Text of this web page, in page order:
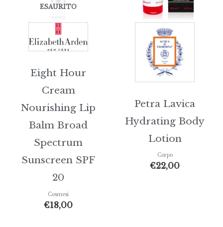
ESAURITO
Eight Hour
Cream
Nourishing Lip
Balm Broad
Spectrum
Sunscreen SPF
20
Cosmesi
€18,00
Petra Lavica
Hydrating Body
Lotion
Corpo
€22,00